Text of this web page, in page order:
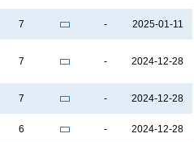
7 - 2025-01-11
7 - 2024-12-28
7 - 2024-12-28
6 - 2024-12-28